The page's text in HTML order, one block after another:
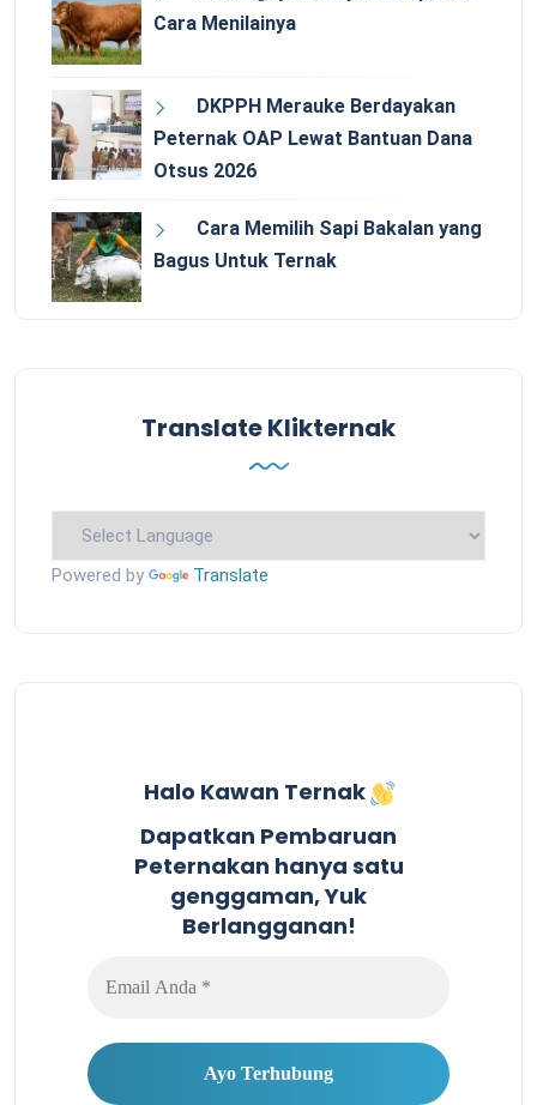
Cara Menilainya
DKPPH Merauke Berdayakan
Peternak OAP Lewat Bantuan Dana
Otsus 2026
Cara Memilih Sapi Bakalan yang
Bagus Untuk Ternak
Translate Klikternak
Powered by Translate
Halo Kawan Ternak
Dapatkan Pembaruan
Peternakan hanya satu
genggaman, Yuk
Berlangganan!